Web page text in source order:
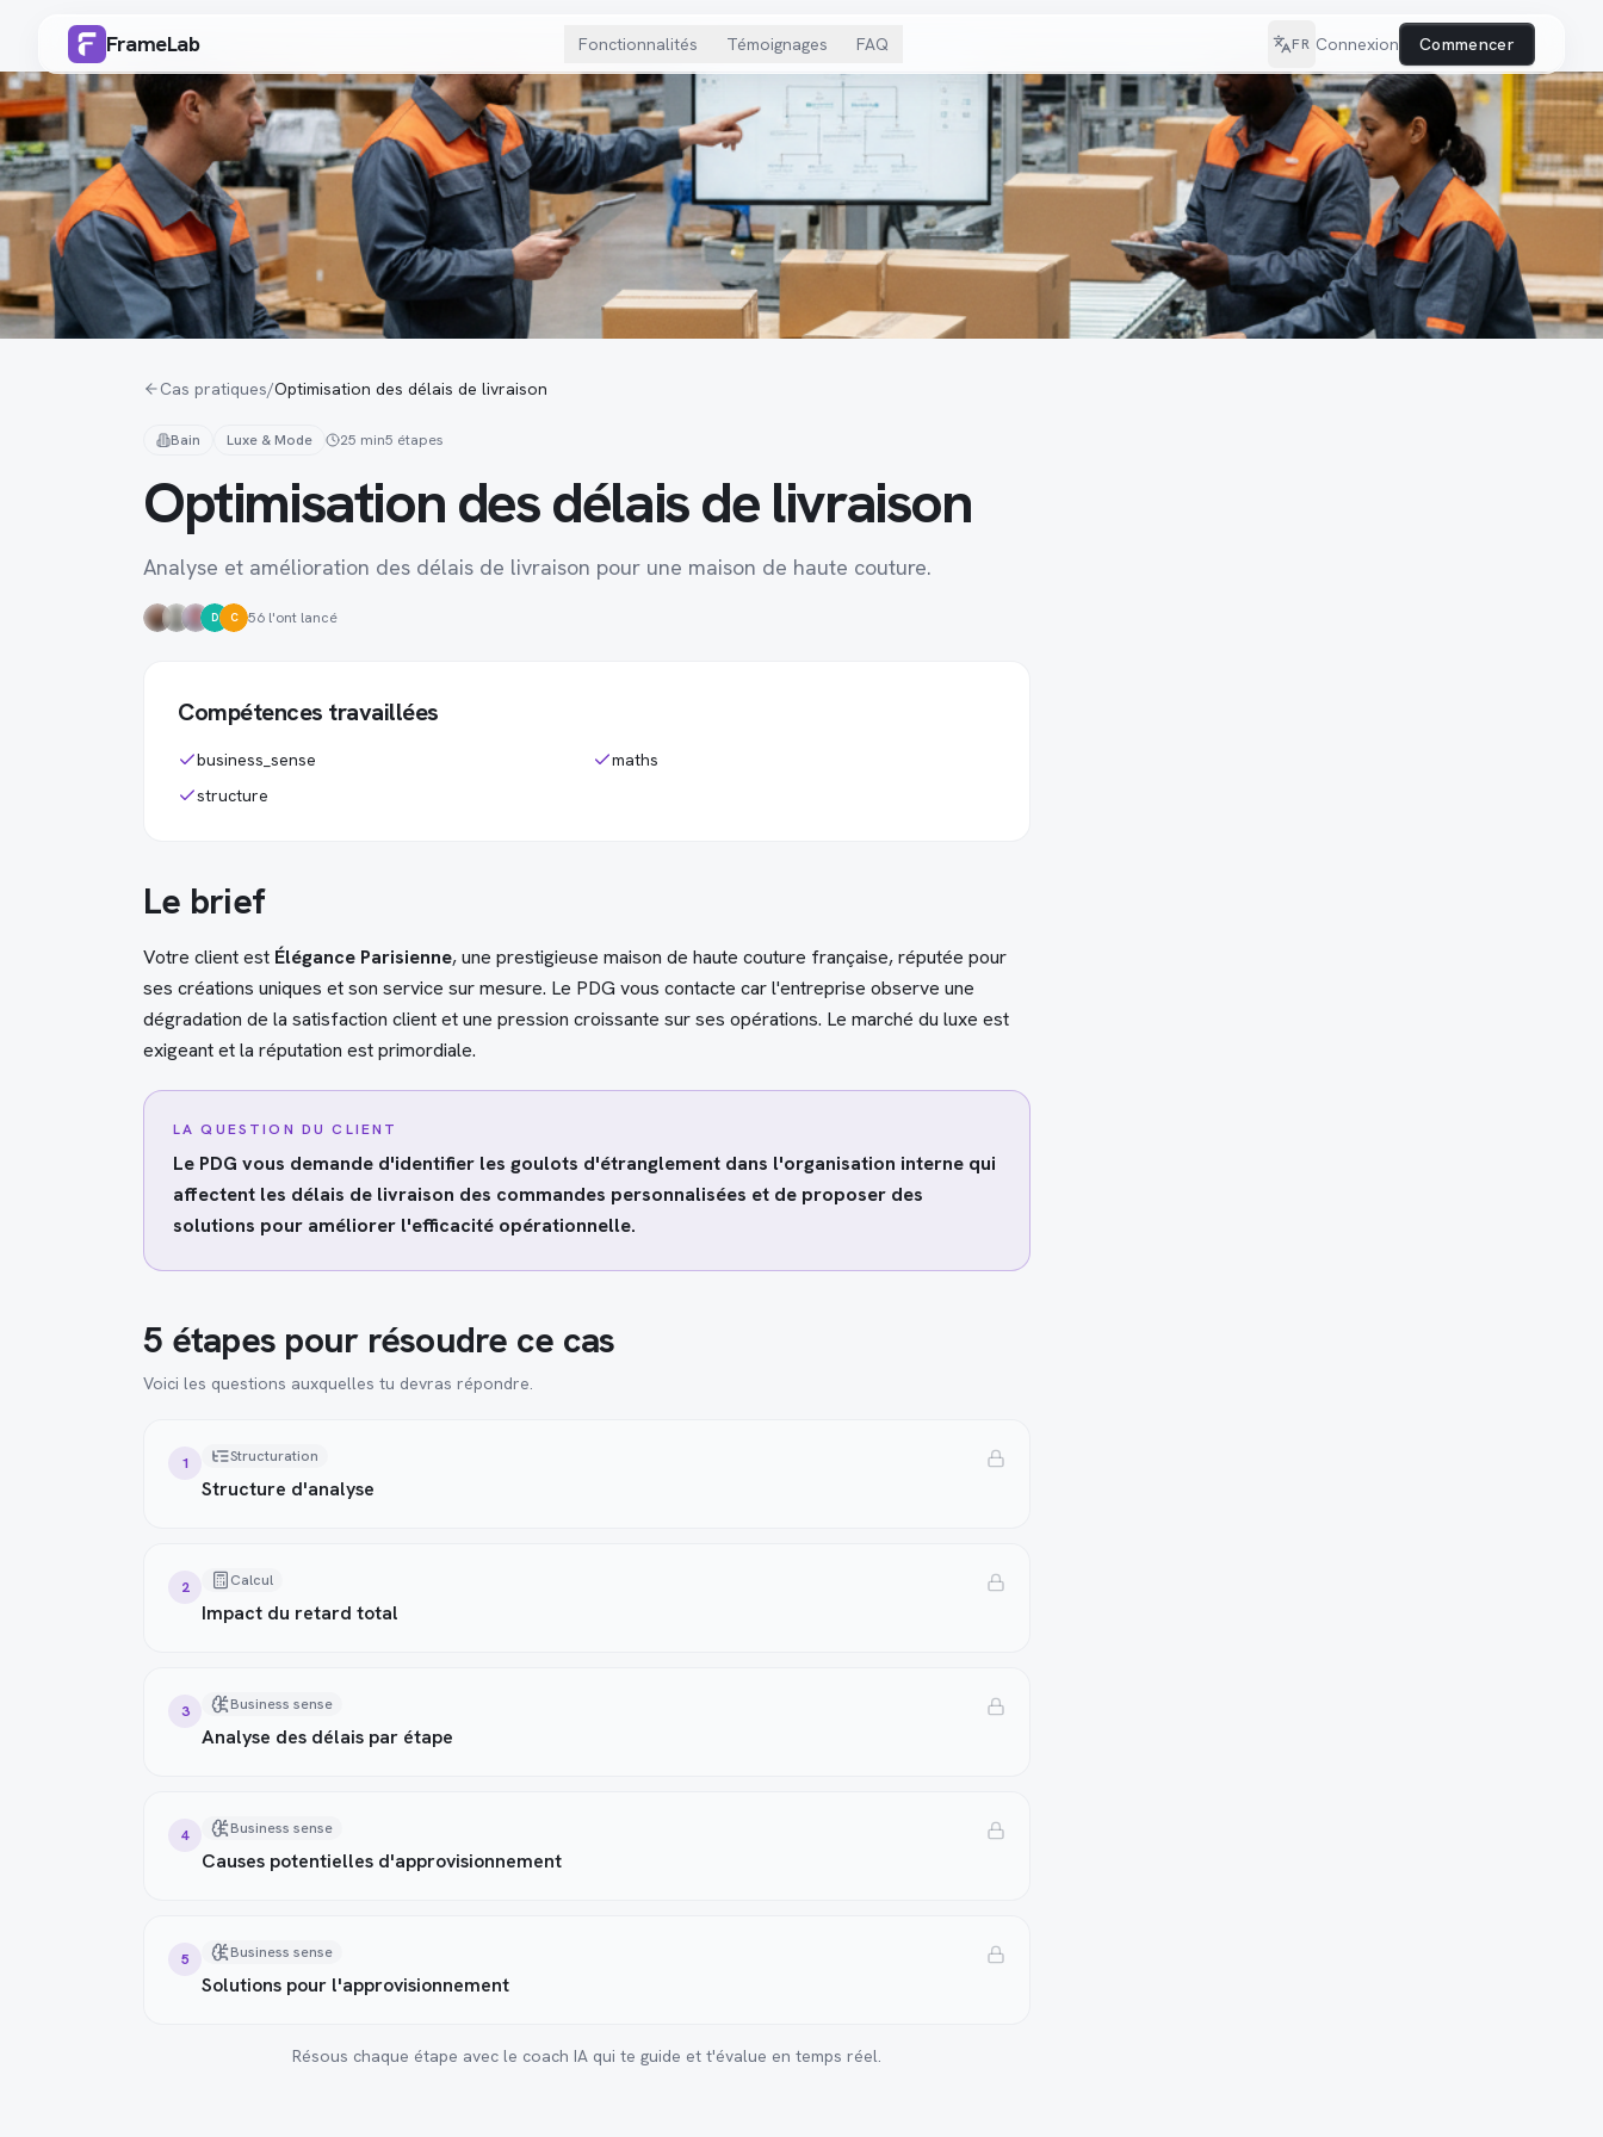
FrameLab Fonctionnalités Témoignages FAQ FR Connexion Commencer
Cas pratiques/Optimisation des délais de livraison
Bain Luxe & Mode 25 min5 étapes
Optimisation des délais de livraison
Analyse et amélioration des délais de livraison pour une maison de haute couture.
D C 56 l'ont lancé
Compétences travaillées
business_sense
maths
structure
Le brief
Votre client est Élégance Parisienne, une prestigieuse maison de haute couture française, réputée pour
ses créations uniques et son service sur mesure. Le PDG vous contacte car l'entreprise observe une
dégradation de la satisfaction client et une pression croissante sur ses opérations. Le marché du luxe est
exigeant et la réputation est primordiale.
LA QUESTION DU CLIENT
Le PDG vous demande d'identifier les goulots d'étranglement dans l'organisation interne qui
affectent les délais de livraison des commandes personnalisées et de proposer des
solutions pour améliorer l'efficacité opérationnelle.
5 étapes pour résoudre ce cas
Voici les questions auxquelles tu devras répondre.
1 Structuration
Structure d'analyse
2 Calcul
Impact du retard total
3 Business sense
Analyse des délais par étape
4 Business sense
Causes potentielles d'approvisionnement
5 Business sense
Solutions pour l'approvisionnement
Résous chaque étape avec le coach IA qui te guide et t'évalue en temps réel.